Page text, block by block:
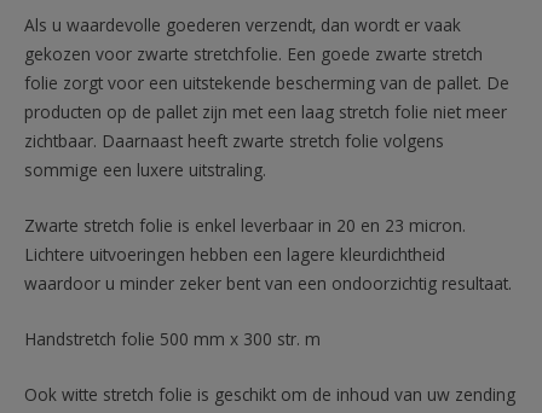
Als u waardevolle goederen verzendt, dan wordt er vaak
gekozen voor zwarte stretchfolie. Een goede zwarte stretch
folie zorgt voor een uitstekende bescherming van de pallet. De
producten op de pallet zijn met een laag stretch folie niet meer
zichtbaar. Daarnaast heeft zwarte stretch folie volgens
sommige een luxere uitstraling.
Zwarte stretch folie is enkel leverbaar in 20 en 23 micron.
Lichtere uitvoeringen hebben een lagere kleurdichtheid
waardoor u minder zeker bent van een ondoorzichtig resultaat.
Handstretch folie 500 mm x 300 str. m
Ook witte stretch folie is geschikt om de inhoud van uw zending